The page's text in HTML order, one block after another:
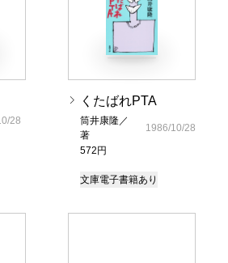
28
くたばれPTA
筒井康隆／
著
572円
1986/10/28
文庫電子書籍あり